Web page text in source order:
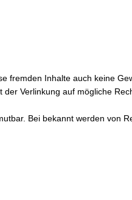
fremden Inhalte auch keine
Verlinkung auf mögliche
Bei bekannt werden von